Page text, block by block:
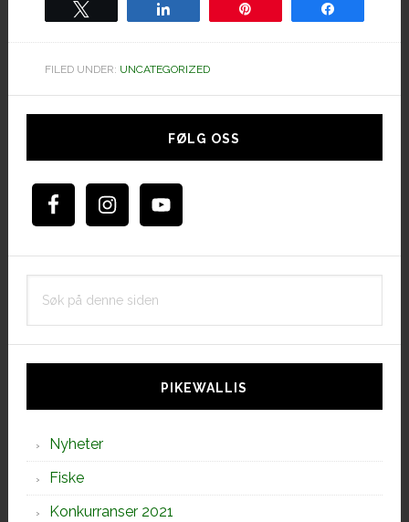
FILED UNDER: UNCATEGORIZED
Hoved
FØLG OSS
PIKEWALLIS
Nyheter
Fiske
Konkurranser 2021